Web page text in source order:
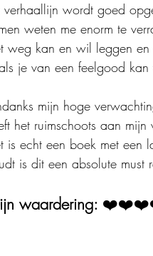
verhaallijn wordt goed
weten me enorm te
weg kan en wil leggen
je van een feelgood kan
mijn hoge
het ruimschoots aan
is echt een boek met een
is dit een absolute must
waardering: